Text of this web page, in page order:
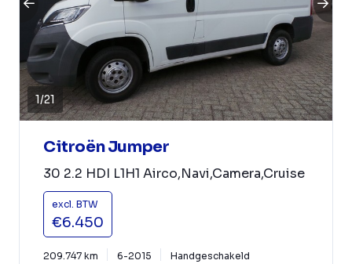
1/21
Citroën Jumper
30 2.2 HDI L1H1 Airco,Navi,Camera,Cruise
excl. BTW
€6.450
209.747 km 6-2015 Handgeschakeld